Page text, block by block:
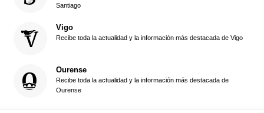
Santiago
Vigo
Recibe toda la actualidad y la información más destacada de Vigo
Ourense
Recibe toda la actualidad y la información más destacada de
Ourense